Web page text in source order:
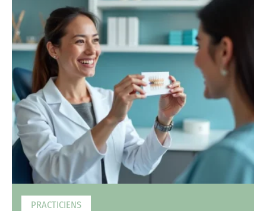
PRACTICIENS